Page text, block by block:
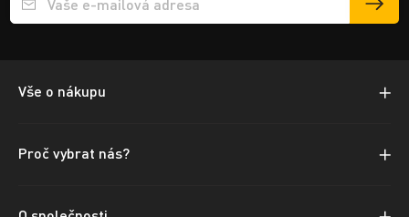
Přihlášení e-mailu k odběru
Vše o nákupu
Proč vybrat nás?